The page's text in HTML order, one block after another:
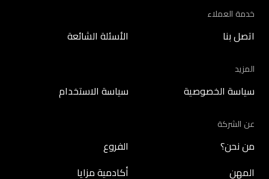
خدمة العملاء
اتصل بنا الأسئلة الشائعة
المزيد
سياسة الخصوصية سياسة الاستخدام
عن الشركة
من نحن؟ الفروع
المهن أكادمية مزايا